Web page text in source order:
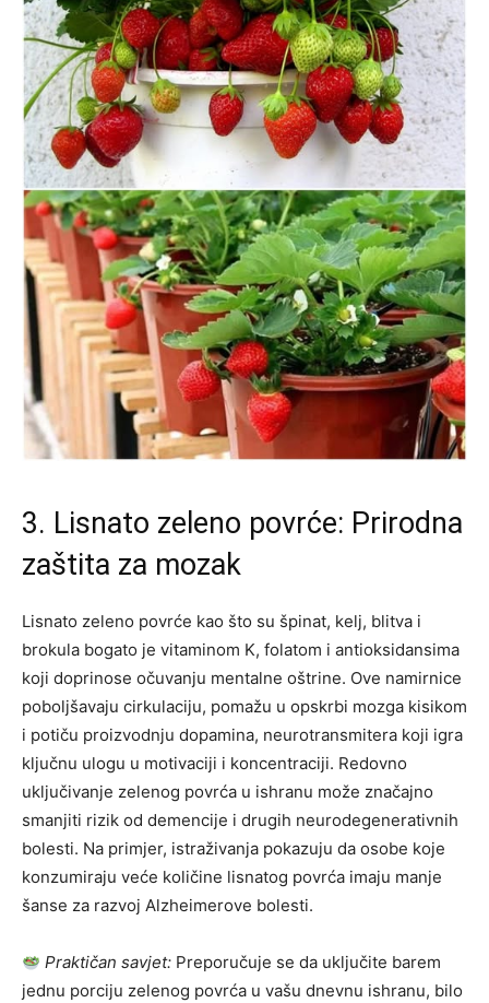
3. Lisnato zeleno povrće: Prirodna
zaštita za mozak
Lisnato zeleno povrće kao što su špinat, kelj, blitva i
brokula bogato je vitaminom K, folatom i antioksidansima
koji doprinose očuvanju mentalne oštrine. Ove namirnice
poboljšavaju cirkulaciju, pomažu u opskrbi mozga kisikom
i potiču proizvodnju dopamina, neurotransmitera koji igra
ključnu ulogu u motivaciji i koncentraciji. Redovno
uključivanje zelenog povrća u ishranu može značajno
smanjiti rizik od demencije i drugih neurodegenerativnih
bolesti. Na primjer, istraživanja pokazuju da osobe koje
konzumiraju veće količine lisnatog povrća imaju manje
šanse za razvoj Alzheimerove bolesti.
Praktičan savjet: Preporučuje se da uključite barem
jednu porciju zelenog povrća u vašu dnevnu ishranu, bilo